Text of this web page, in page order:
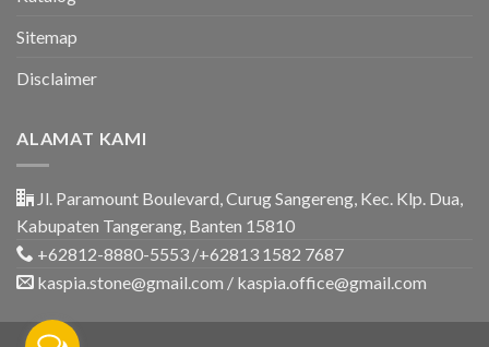
Sitemap
Disclaimer
ALAMAT KAMI
Jl. Paramount Boulevard, Curug Sangereng, Kec. Klp. Dua,
Kabupaten Tangerang, Banten 15810
+62812-8880-5553 /+62813 1582 7687
kaspia.stone@gmail.com / kaspia.office@gmail.com